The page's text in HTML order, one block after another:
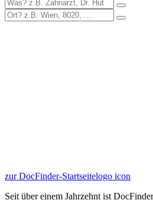
zur DocFinder-Startseitelogo icon
Seit über einem Jahrzehnt ist